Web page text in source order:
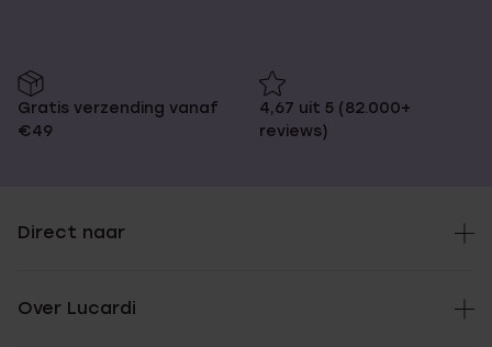
Gratis verzending vanaf
€49
4,67 uit 5 (82.000+
reviews)
Direct naar
Over Lucardi